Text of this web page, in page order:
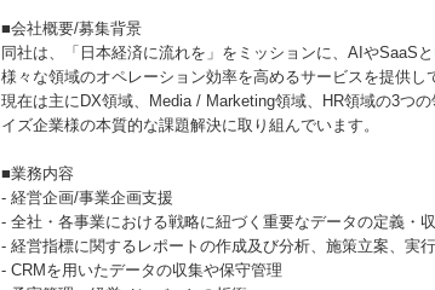
■会社概要/募集背景
同社は、「日本経済に流れを」をミッションに、AIやSaaS
様々な領域のオペレーション効率を高めるサービスを提供し
現在は主にDX領域、Media / Marketing領域、HR領域の3つ
イズ企業様の本質的な課題解決に取り組んでいます。
■業務内容
- 経営企画/事業企画支援
- 全社・各事業における戦略に紐づく重要なデータの定義・
- 経営指標に関するレポートの作成及び分析、施策立案、実行
- CRMを用いたデータの収集や保守管理